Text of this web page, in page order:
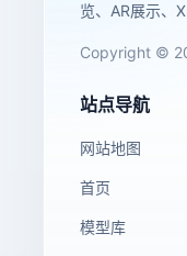
览、AR展示、
Copyright ©
站点导航
网站地图
首页
模型库